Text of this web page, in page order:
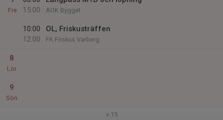
Fre
15:00
AOK Bygget
10:00
12:00
OL, Friskusträffen
FK Friskus Varberg
8
Lör
9
Sön
v.15